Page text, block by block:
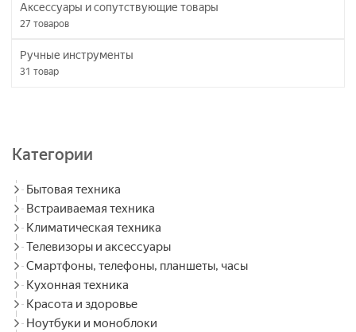
Аксессуары и сопутствующие товары
27 товаров
Ручные инструменты
31 товар
Категории
Бытовая техника
Встраиваемая техника
Климатическая техника
Телевизоры и аксессуары
Смартфоны, телефоны, планшеты, часы
Кухонная техника
Красота и здоровье
Ноутбуки и моноблоки